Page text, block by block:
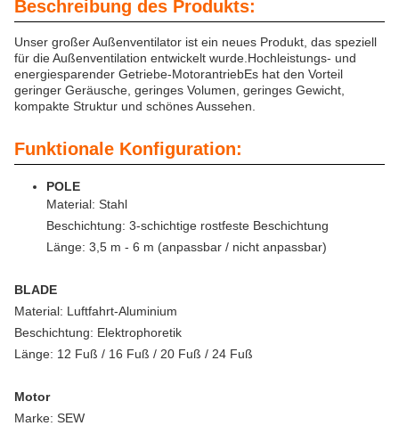
Beschreibung des Produkts:
Unser großer Außenventilator ist ein neues Produkt, das speziell
für die Außenventilation entwickelt wurde.Hochleistungs- und
energiesparender Getriebe-MotorantriebEs hat den Vorteil
geringer Geräusche, geringes Volumen, geringes Gewicht,
kompakte Struktur und schönes Aussehen.
Funktionale Konfiguration:
POLE
Material: Stahl
Beschichtung: 3-schichtige rostfeste Beschichtung
Länge: 3,5 m - 6 m (anpassbar / nicht anpassbar)
BLADE
Material: Luftfahrt-Aluminium
Beschichtung: Elektrophoretik
Länge: 12 Fuß / 16 Fuß / 20 Fuß / 24 Fuß
Motor
Marke: SEW